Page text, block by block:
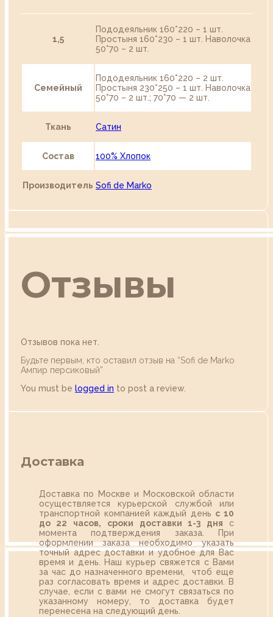
1,5
Пододеяльник 160*220 – 1 шт.
Простыня 160*230 – 1 шт. Наволочка
50*70 – 2 шт.
Семейный
Пододеяльник 160*220 – 2 шт.
Простыня 230*250 – 1 шт. Наволочка
50*70 – 2 шт.; 70*70 — 2 шт.
Ткань Сатин
Состав 100% Хлопок
Производитель Sofi de Marko
Отзывы
Отзывов пока нет.
Будьте первым, кто оставил отзыв на “Sofi de Marko
Ампир персиковый”
You must be logged in to post a review.
Доставка
Доставка по Москве и Московской области
осуществляется курьерской службой или
транспортной компанией каждый день с 10
до 22 часов,
сроки доставки 1-3 дня с
момента подтверждения заказа. При
оформлении заказа необходимо указать
точный адрес доставки и удобное для Вас
время и день. Наш курьер свяжется с Вами
за час до назначенного времени, чтоб еще
раз согласовать время и адрес доставки. В
случае, если с вами не смогут связаться по
указанному номеру, то доставка будет
перенесена на следующий день.